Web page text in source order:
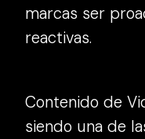
marcas ser
reactivas.
Contenido de
siendo una de